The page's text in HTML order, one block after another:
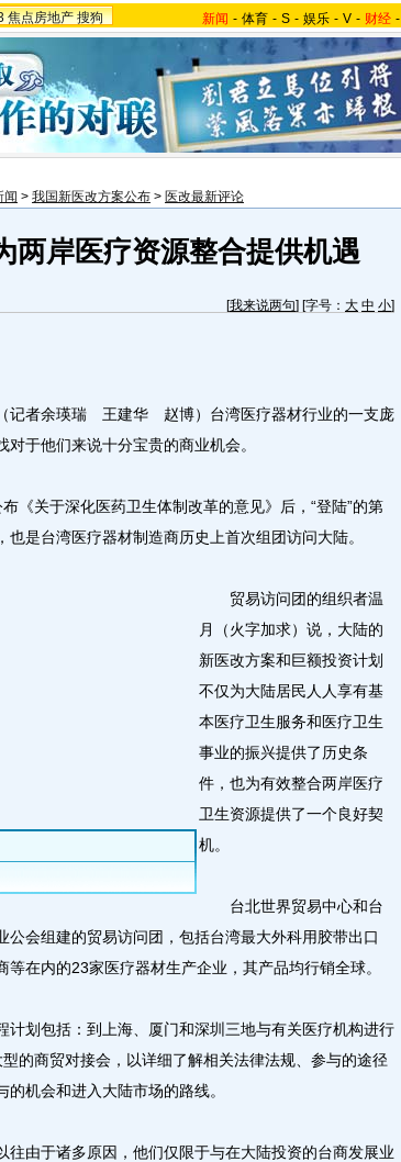
焦点房地产 搜狗 新闻 - 体育 - S - 娱乐 - V - 财经 -
闻 > 我国新医改方案公布 > 医改最新评论
两岸医疗资源整合提供机遇
[我来说两句] [字号： 大 中 小]
者余瑛瑞 王建华 赵博）台湾医疗器材行业的一支庞
于他们来说十分宝贵的商业机会。
关于深化医药卫生体制改革的意见》后，“登陆”的第
是台湾医疗器材制造商历史上首次组团访问大陆。
贸易访问团的组织者温
月（火字加求）说，大陆的
新医改方案和巨额投资计划
不仅为大陆居民人人享有基
本医疗卫生服务和医疗卫生
事业的振兴提供了历史条
件，也为有效整合两岸医疗
卫生资源提供了一个良好契
机。
台北世界贸易中心和台
公会组建的贸易访问团，包括台湾最大外科用胶带出口
在内的23家医疗器材生产企业，其产品均行销全球。
划包括：到上海、厦门和深圳三地与有关医疗机构进行
的商贸对接会，以详细了解相关法律法规、参与的途径
机会和进入大陆市场的路线。
由于诸多原因，他们仅限于与在大陆投资的台商发展业